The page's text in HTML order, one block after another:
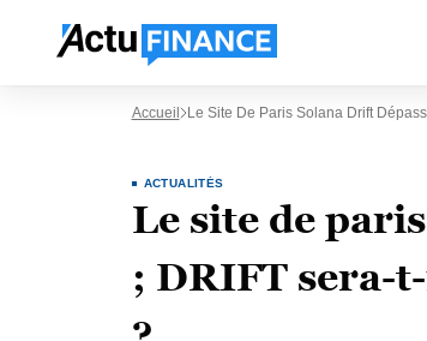
Accueil Le Site De Paris Solana Drift
ACTUALITÉS
Le site de
; DRIFT sera-